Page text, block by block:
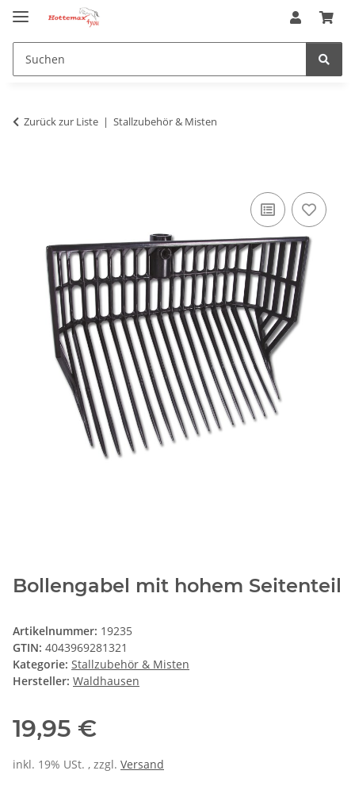
Zurück zur Liste Stallzubehör & Misten
Bollengabel mit hohem Seitenteil
Artikelnummer: 19235
GTIN: 4043969281321
Kategorie: Stallzubehör & Misten
Hersteller: Waldhausen
19,95 €
inkl. 19% USt. , zzgl. Versand